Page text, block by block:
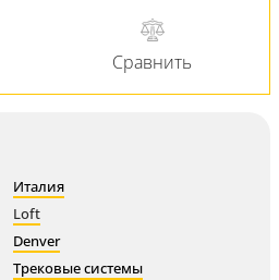
Италия
Loft
Denver
Трековые системы